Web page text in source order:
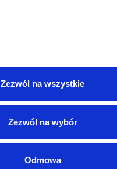
Zezwól na wszystkie
Zezwól na wybór
Odmowa